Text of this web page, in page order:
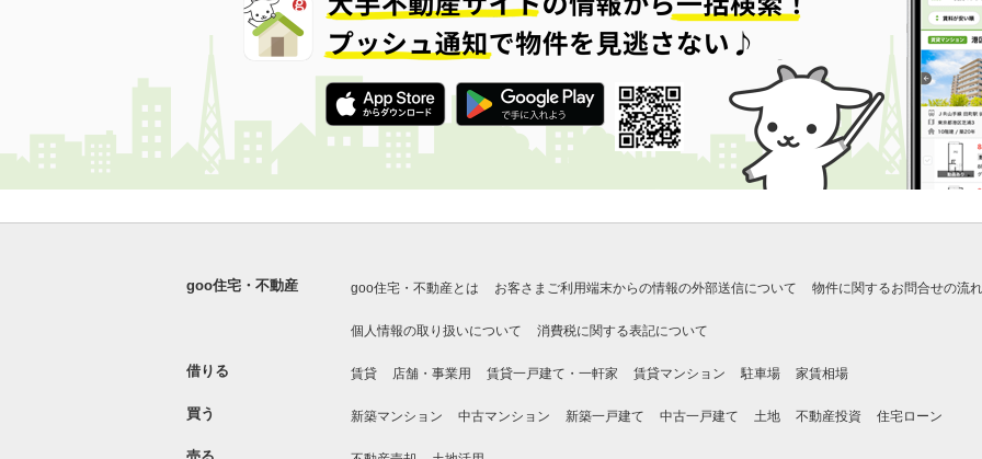
goo住宅・不動産 goo住宅・不動産とは お客さまご利用端末からの情報の外部送信について 物件に関するお問合せの流れ
個人情報の取り扱いについて 消費税に関する表記について
借りる 賃貸 店舗・事業用 賃貸一戸建て・一軒家 賃貸マンション 駐車場 家賃相場
買う 新築マンション 中古マンション 新築一戸建て 中古一戸建て 土地 不動産投資 住宅ローン